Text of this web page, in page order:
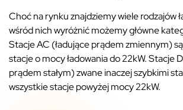
Choć na rynku znajdziemy wiele rodzajów
wśród nich wyróżnić możemy główne
Stacje AC (ładujące prądem zmiennym)
stacje o mocy ładowania do 22kW. Stacje
prądem stałym) zwane inaczej szybkimi
wszystkie stacje powyżej mocy 22kW.